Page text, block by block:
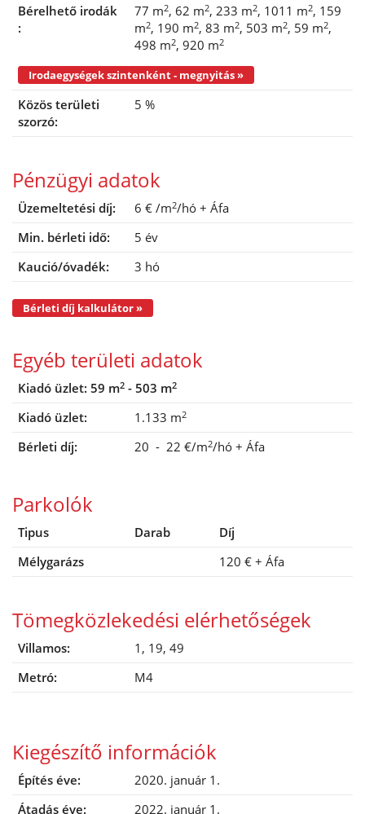
Bérelhető irodák
:
77 m2 62 m2 233 m2 1011 m2 159
m2 190 m2 83 m2 503 m2 59 m2
498 m2 920 m2
Irodaegységek szintenként - megnyitás »
Közös területi
szorzó:
5 %
Pénzügyi adatok
Üzemeltetési díj: 6 € /m2/hó + Áfa
Min. bérleti idő:
5 év
Kaució/óvadék:
3 hó
Bérleti díj kalkulátor »
Egyéb területi adatok
Kiadó üzlet: 59 m2 - 503 m2
Kiadó üzlet: 1.133 m2
Bérleti díj: 20 - 22 €/m2/hó + Áfa
Parkolók
Tipus Darab
Díj
Mélygarázs
120 € + Áfa
Tömegközlekedési elérhetőségek
Villamos:
1, 19, 49
Metró:
M4
Kiegészítő információk
Építés éve:
2020. január 1.
Átadás éve:
2022. január 1.